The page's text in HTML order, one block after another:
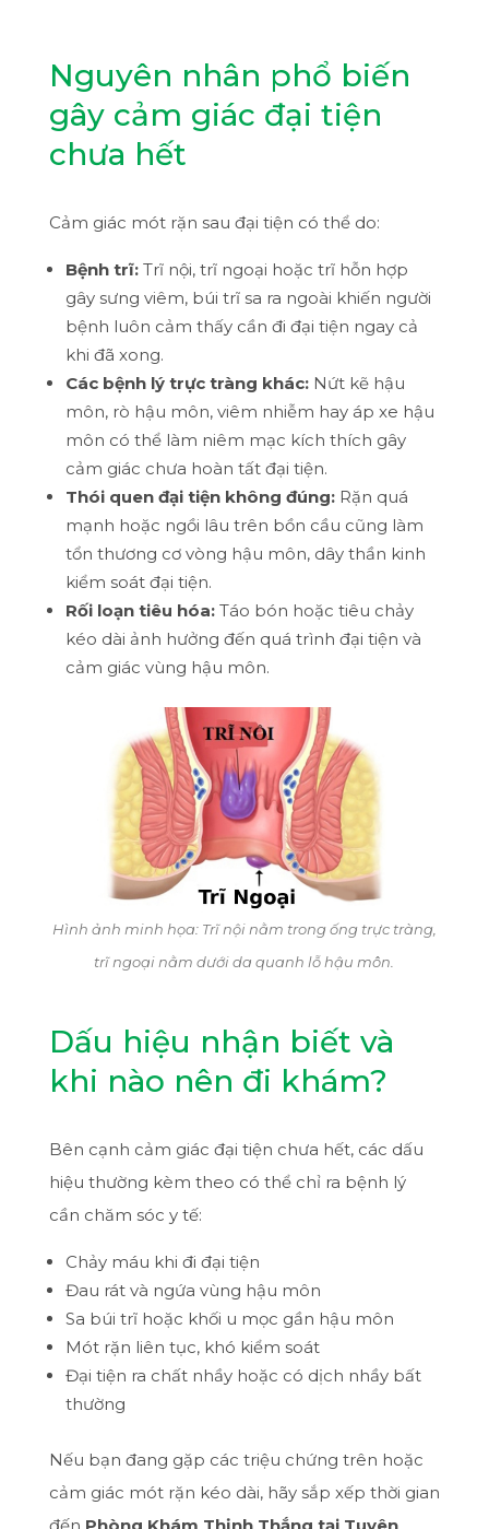
Nguyên nhân phổ biến
gây cảm giác đại tiện
chưa hết
Cảm giác mót rặn sau đại tiện có thể do:
Bệnh trĩ:Trĩ nội, trĩ ngoại hoặc trĩ hỗn hợp
gây sưng viêm, búi trĩ sa ra ngoài khiến người
bệnh luôn cảm thấy cần đi đại tiện ngay cả
khi đã xong.
Các bệnh lý trực tràng khác:Nứt kẽ hậu
môn, rò hậu môn, viêm nhiễm hay áp xe hậu
môn có thể làm niêm mạc kích thích gây
cảm giác chưa hoàn tất đại tiện.
Thói quen đại tiện không đúng:Rặn quá
mạnh hoặc ngồi lâu trên bồn cầu cũng làm
tổn thương cơ vòng hậu môn, dây thần kinh
kiểm soát đại tiện.
Rối loạn tiêu hóa:Táo bón hoặc tiêu chảy
kéo dài ảnh hưởng đến quá trình đại tiện và
cảm giác vùng hậu môn.
Hình ảnh minh họa: Trĩ nội nằm trong ống trực tràng,
trĩ ngoại nằm dưới da quanh lỗ hậu môn.
Dấu hiệu nhận biết và
khi nào nên đi khám?
Bên cạnh cảm giác đại tiện chưa hết, các dấu
hiệu thường kèm theo có thể chỉ ra bệnh lý
cần chăm sóc y tế:
Chảy máu khi đi đại tiện
Đau rát và ngứa vùng hậu môn
Sa búi trĩ hoặc khối u mọc gần hậu môn
Mót rặn liên tục, khó kiểm soát
Đại tiện ra chất nhầy hoặc có dịch nhầy bất
thường
Nếu bạn đang gặp các triệu chứng trên hoặc
cảm giác mót rặn kéo dài, hãy sắp xếp thời gian
đến Phòng Khám Thịnh Thắng tại Tuyên